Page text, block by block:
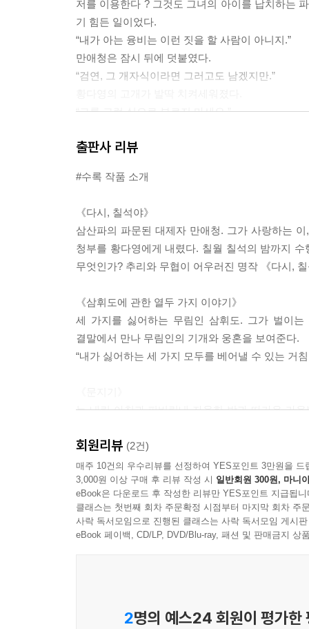
저를 이용한다 ? 그것도 그녀의 아이를 납치하는
기 힘든 일이었다.
“내가 아는 융비는 이런 짓을 할 사람이 아니지.”
만애청은 잠시 뒤에 덧붙였다.
“검연, 그 개자식이라면 그러고도 남겠지만.”
“그를 그런 식으로 부르지 마세요.”
는 여전히 여려 쉽사리 상처를 받곤 했다. 그러므
유부재는 삼휘도를 좋아했다. 내놓고 표현하지는
보는 그의 눈빛은 뾰족하고 날카롭고 치명적인병
미했다.
한데 그런 삼휘도가 유부재가 죽은 지 한 달 만에
서 그랬듯 이십 대 청년에겐 어울리지 않는 표정
한 표정. 대체 무엇이 그리길지 않은 그의 삶을 저
형님 앞에 선 삼휘도가 거두절미하고 말했다.
“찾아가려는 사람이 이부심이라면 그럴 필요 없소.”
형님의 목소리에는 탐탁지 않은 기색이 그대로 드
“강호인 맞소. 고인의 고객이었던 것도 맞고. 궁금
삼휘도에게 어울리는 대답이란 생각이 들었다.
하나일 것이다.
“있네. 이부심을 찾아갈 필요가 없다는 말의 뜻은 뭔
“문상을 하고 싶다면 말리지 않겠소.” ---
목소리가 울린 곳으로 고개를 돌렸을 때 내 눈앞
출판사 리뷰
#수록 작품 소개
《다시, 칠석야》
삼산파의 파문된 대제자 만애청. 그가 사랑하는
청부를 황다영에게 내렸다. 칠월 칠석의 밤까지
무엇인가? 추리와 무협이 어우러진 명작 《다시,
《삼휘도에 관한 열두 가지 이야기》
세 가지를 싫어하는 무림인 삼휘도. 그가 벌이
결말에서 만나 무림인의 기개와 웅혼을 보여준다.
“내가 싫어하는 세 가지 모두를 베어낼 수 있는 거
눈 내린 아침과 피비린내 자욱한 밤과 따가운 가
회원리뷰 (2건)
매주 10건의 우수리뷰를 선정하여 YES포인트 3만원을 드
3,000원 이상 구매 후 리뷰 작성 시 일반회원 300원, 마니
eBook은 다운로드 후 작성한 리뷰만 YES포인트 지급됩니
클래스는 첫번째 회차 주문확정 시점부터 마지막 회차 주
사락 독서모임으로 진행된 클래스는 사락 독서모임 게시
eBook 페이백, CD/LP, DVD/Blu-ray, 패션 및 판매금지 상
2명의 예스24 회원이 평가한